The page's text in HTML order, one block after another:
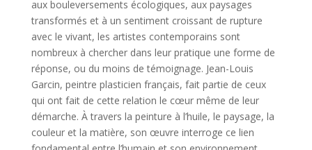
aux bouleversements écologiques, aux paysages
transformés et à un sentiment croissant de rupture
avec le vivant, les artistes contemporains sont
nombreux à chercher dans leur pratique une forme de
réponse, ou du moins de témoignage. Jean-Louis
Garcin, peintre plasticien français, fait partie de ceux
qui ont fait de cette relation le cœur même de leur
démarche. À travers la peinture à l’huile, le paysage, la
couleur et la matière, son œuvre interroge ce lien